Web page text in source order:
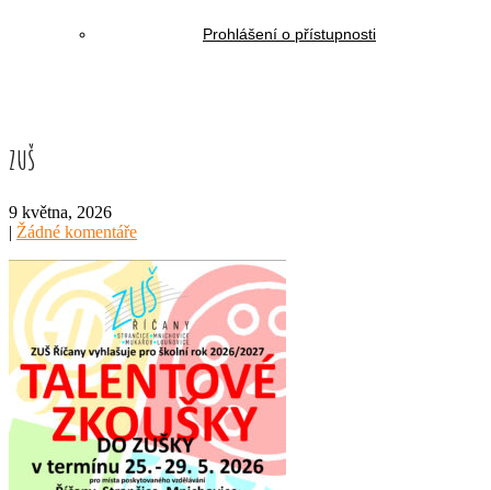
Prohlášení o přístupnosti
ZUŠ
9 května, 2026
| Žádné komentáře